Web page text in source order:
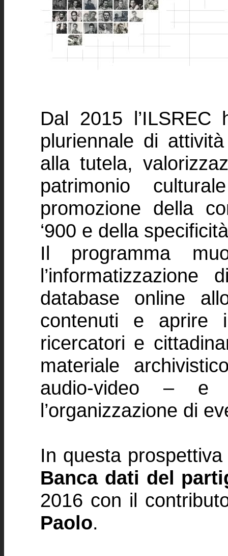
Dal 2015
pluriennale di
alla tutela,
patrimonio
promozione della
‘900 e della
Il programma
database online
contenuti e aprire
ricercatori e
materiale
audio-video – e
l’organizzazione di
In questa
Banca dati del
2016 con il
Paolo.